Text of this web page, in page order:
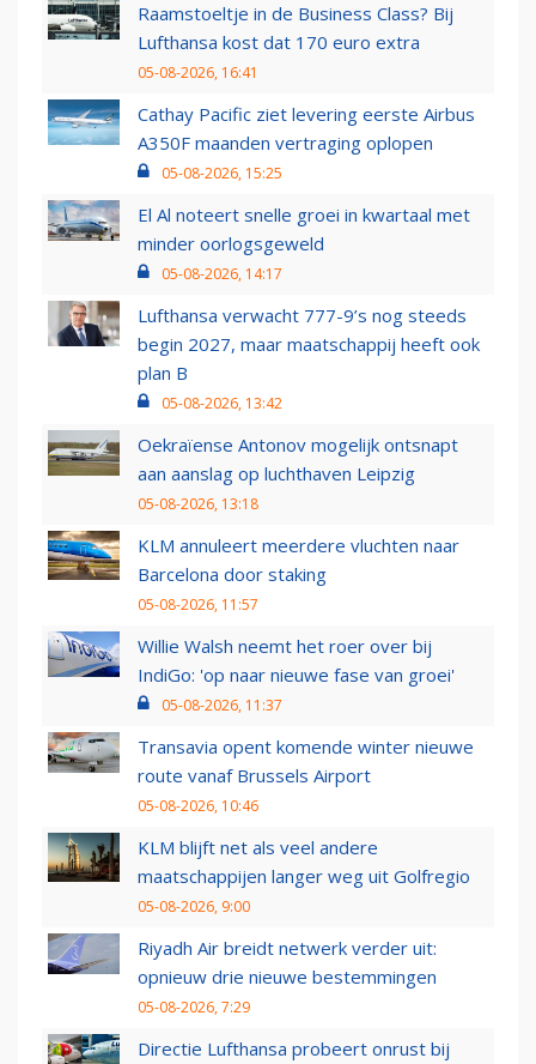
Raamstoeltje in de Business Class? Bij
Lufthansa kost dat 170 euro extra
05-08-2026, 16:41
Cathay Pacific ziet levering eerste Airbus
A350F maanden vertraging oplopen
05-08-2026, 15:25
El Al noteert snelle groei in kwartaal met
minder oorlogsgeweld
05-08-2026, 14:17
Lufthansa verwacht 777-9’s nog steeds
begin 2027, maar maatschappij heeft ook
plan B
05-08-2026, 13:42
Oekraïense Antonov mogelijk ontsnapt
aan aanslag op luchthaven Leipzig
05-08-2026, 13:18
KLM annuleert meerdere vluchten naar
Barcelona door staking
05-08-2026, 11:57
Willie Walsh neemt het roer over bij
IndiGo: 'op naar nieuwe fase van groei'
05-08-2026, 11:37
Transavia opent komende winter nieuwe
route vanaf Brussels Airport
05-08-2026, 10:46
KLM blijft net als veel andere
maatschappijen langer weg uit Golfregio
05-08-2026, 9:00
Riyadh Air breidt netwerk verder uit:
opnieuw drie nieuwe bestemmingen
05-08-2026, 7:29
Directie Lufthansa probeert onrust bij